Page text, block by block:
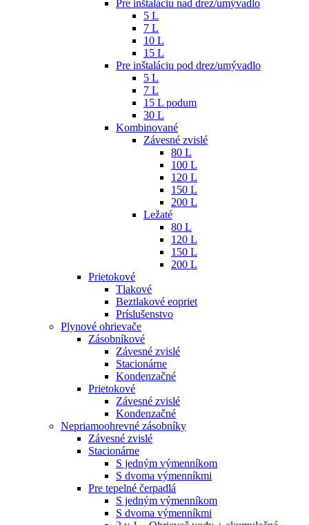
Pre inštaláciu nad drez/umývadlo
5 L
7 L
10 L
15 L
Pre inštaláciu pod drez/umývadlo
5 L
7 L
15 L podum
30 L
Kombinované
Závesné zvislé
80 L
100 L
120 L
150 L
200 L
Ležaté
80 L
120 L
150 L
200 L
Prietokové
Tlakové
Beztlakové eopriet
Príslušenstvo
Plynové ohrievače
Zásobníkové
Závesné zvislé
Stacionárne
Kondenzačné
Prietokové
Závesné zvislé
Kondenzačné
Nepriamoohrevné zásobníky
Závesné zvislé
Stacionárne
S jedným výmenníkom
S dvoma výmenníkmi
Pre tepelné čerpadlá
S jedným výmenníkom
S dvoma výmenníkmi